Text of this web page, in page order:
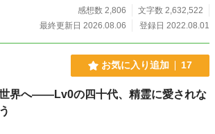
（200円）。 それでもＥ級に上がるため200回頑張
をこなす日々。 チートな能力（ホームで自宅に帰れ
隠しながら、町で路上生活をしている子供達を助けて
に。 冒険者で稼いだお金で家を購入し、住む所を与
達を笑顔にする。 そんな彼女の行いを見守っていた
。 Ｆ級冒険者からＣ級冒険者へと、地球から勝手に
た兄の椎名 賢也（しいな けんや）50歳と共に頑張
、4年半後ダンジョンへと進む。 ダンジョンの最終
感想数 2,806
文字数 2,632,522
最終更新日 2026.08.06
登録日 2022.08.01
お気に入り追加 17
界へ――Lv0の四十代、精霊に愛されな